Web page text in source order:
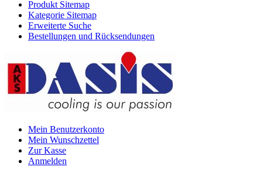
Produkt Sitemap
Kategorie Sitemap
Erweiterte Suche
Bestellungen und Rücksendungen
Mein Benutzerkonto
Mein Wunschzettel
Zur Kasse
Anmelden